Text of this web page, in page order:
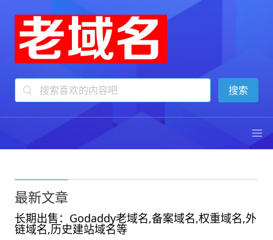
电脑计算机
计算机
最新文章
长期出售：Godaddy老域名,备案域名,权重域名,外
链域名,历史建站域名等